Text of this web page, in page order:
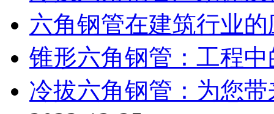
六角钢管在建筑行业的
锥形六角钢管：工程
冷拔六角钢管：为您